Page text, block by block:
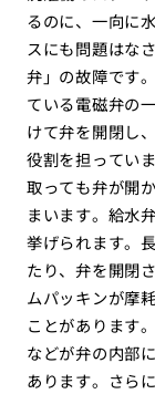
るのに、一向に
スにも問題はな
弁」の故障です
ている電磁弁の
けて弁を開閉し
役割を担ってい
取っても弁が開
まいます。給水
挙げられます。
たり、弁を開閉
ムパッキンが摩
ことがあります
などが弁の内部
あります。さら